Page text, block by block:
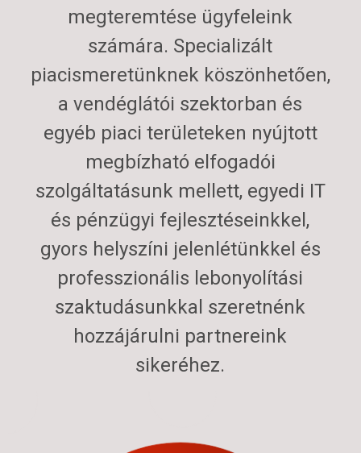
megteremtése ügyfeleink
számára. Specializált
piacismeretünknek köszönhetően,
a vendéglátói szektorban és
egyéb piaci területeken nyújtott
megbízható elfogadói
szolgáltatásunk mellett, egyedi IT
és pénzügyi fejlesztéseinkkel,
gyors helyszíni jelenlétünkkel és
professzionális lebonyolítási
szaktudásunkkal szeretnénk
hozzájárulni partnereink
sikeréhez.